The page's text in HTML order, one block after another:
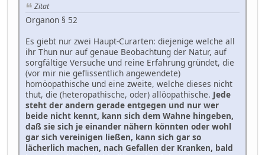
Zitat
Organon § 52
Es giebt nur zwei Haupt-Curarten: diejenige welche all
ihr Thun nur auf genaue Beobachtung der Natur, auf
sorgfältige Versuche und reine Erfahrung gründet, die
(vor mir nie geflissentlich angewendete)
homöopathische und eine zweite, welche dieses nicht
thut, die (heteropathische, oder) allöopathische. Jede
steht der andern gerade entgegen und nur wer
beide nicht kennt, kann sich dem Wahne hingeben,
daß sie sich je einander nähern könnten oder wohl
gar sich vereinigen ließen, kann sich gar so
lächerlich machen, nach Gefallen der Kranken, bald